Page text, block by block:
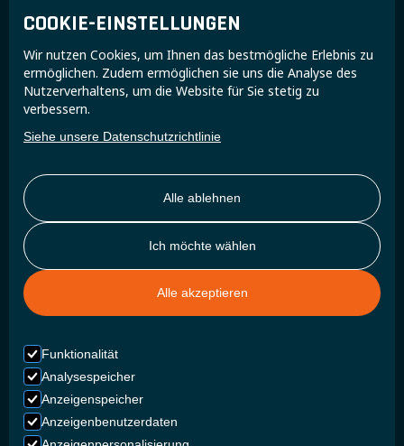
COOKIE-EINSTELLUNGEN
Wir nutzen Cookies, um Ihnen das bestmögliche Erlebnis zu
ermöglichen. Zudem ermöglichen sie uns die Analyse des
Nutzerverhaltens, um die Website für Sie stetig zu
verbessern.
Siehe unsere Datenschutzrichtlinie
Alle ablehnen
Ich möchte wählen
Alle akzeptieren
Funktionalität
Analysespeicher
Anzeigenspeicher
Anzeigenbenutzerdaten
Treten Sie der Super B-Community bei und erhalten
Sie exklusive Updates und Einblicke.